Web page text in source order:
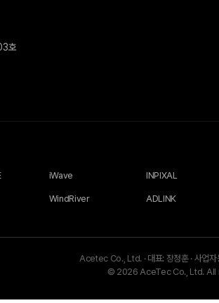
호
iWave INPIXAL
WindRiver ADLINK
Acetec Co., Ltd.· 대표: 장정훈· 사업
© 2026 AceTec Co., Ltd.